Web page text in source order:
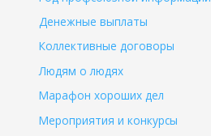
Денежные выплаты
Коллективные договоры
Людям о людях
Марафон хороших дел
Мероприятия и конкурсы